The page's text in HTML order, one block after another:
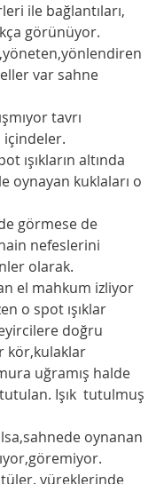
ile bağlantıları,
görünüyor.
var sahne
içindeler.
oynayan kuklaları o
nefeslerini
olarak.
o spot ışıklar
doğru
kör,kulaklar
uğramış halde
tutulan. Işık  tutulmuş